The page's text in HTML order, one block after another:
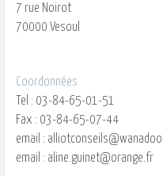
7 rue Noirot
70000 Vesoul
Coordonnées
Tel : 03-84-65-01-51
Fax : 03-84-65-07-44
email :
email : aline.guinet@orange.fr